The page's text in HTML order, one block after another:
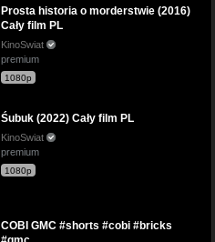
Prosta historia o morderstwie (2016)
Cały film PL
KinoSwiat
premium
1080p
Śubuk (2022) Cały film PL
KinoSwiat
premium
1080p
COBI GMC #shorts #cobi #bricks